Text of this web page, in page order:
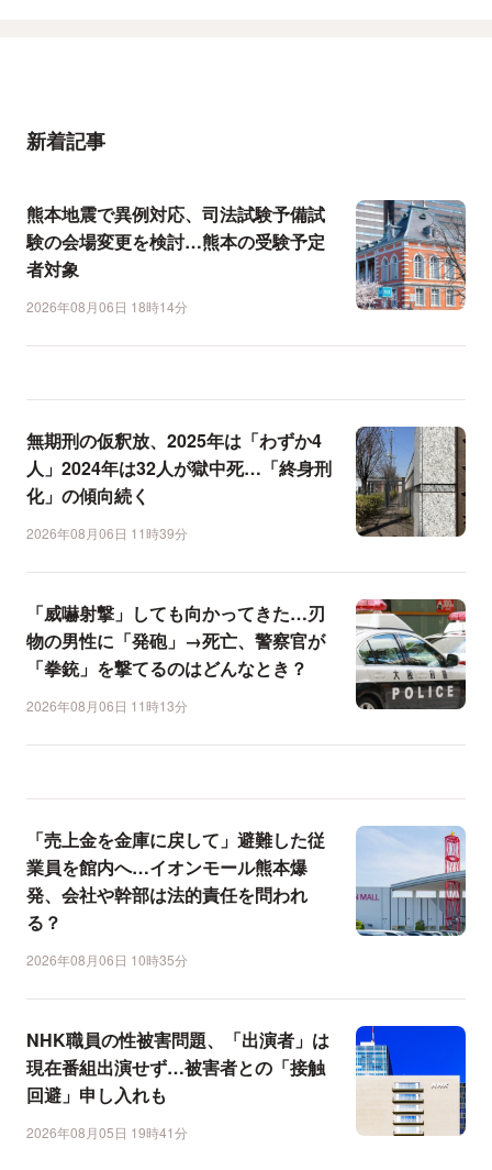
新着記事
熊本地震で異例対応、司法試験予備試
験の会場変更を検討…熊本の受験予定
者対象
2026年08月06日 18時14分
無期刑の仮釈放、2025年は「わずか4
人」2024年は32人が獄中死…「終身刑
化」の傾向続く
2026年08月06日 11時39分
「威嚇射撃」しても向かってきた…刃
物の男性に「発砲」→死亡、警察官が
「拳銃」を撃てるのはどんなとき？
2026年08月06日 11時13分
「売上金を金庫に戻して」避難した従
業員を館内へ…イオンモール熊本爆
発、会社や幹部は法的責任を問われ
る？
2026年08月06日 10時35分
NHK職員の性被害問題、「出演者」は
現在番組出演せず…被害者との「接触
回避」申し入れも
2026年08月05日 19時41分